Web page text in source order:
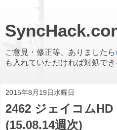
ご意見・修正等、ありましたら
も入れていただければ対処でき
2015年8月19日水曜日
2462 ジェイコム
(15.08.14週次)